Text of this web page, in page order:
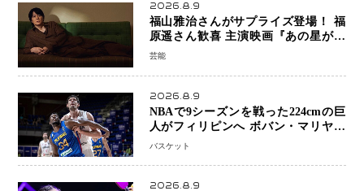
2026.8.9
福山雅治さんがサプライズ登場！ 福
原遥さん歓喜 主演映画『あの星が降
る丘で、君とまた出会いたい。』舞台
芸能
2026.8.9
NBAで9シーズンを戦った224cmの巨
人がフィリピンへ ボバン・マリヤノ
ビッチ ジョーンズカップで新たな挑
バスケット
2026.8.9